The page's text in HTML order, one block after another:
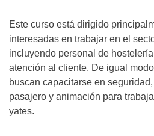
Este curso está dirigido
interesadas en trabajar en el
incluyendo personal de
atención al cliente. De igual
buscan capacitarse en
pasajero y animación para
yates.